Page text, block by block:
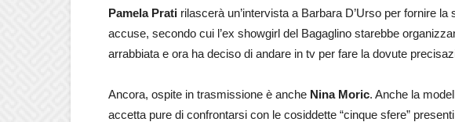
Pamela Prati rilascerà un’intervista a Barbara D’Urso per fornire
accuse, secondo cui l’ex showgirl del Bagaglino starebbe
arrabbiata e ora ha deciso di andare in tv per fare la dovute
Ancora, ospite in trasmissione è anche Nina Moric. Anche la
accetta pure di confrontarsi con le cosiddette “cinque sfere”